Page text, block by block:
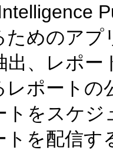
ためのア
出、レポ
レポートの
トをスケ
トを配信す